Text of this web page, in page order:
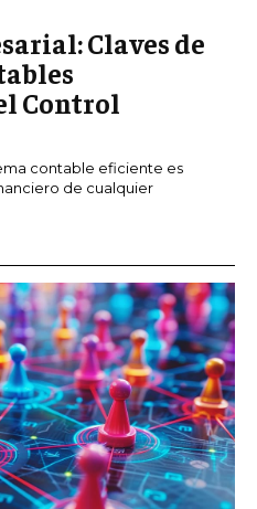
Claves de
Control
contable eficiente es
de cualquier